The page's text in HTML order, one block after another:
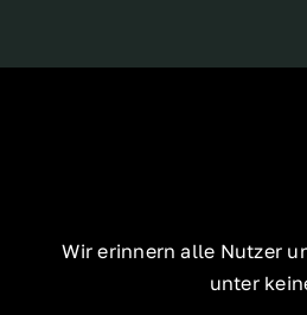
Wir erinnern alle Nutzer
unter